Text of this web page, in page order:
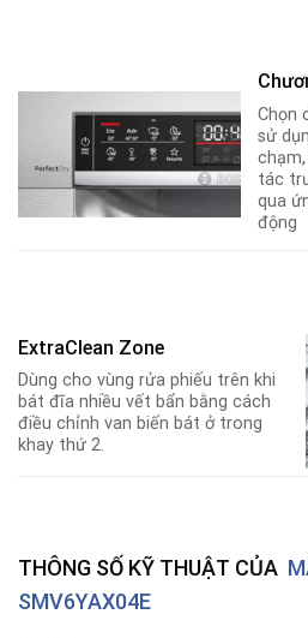
Chọn
sử
chạm,
tác
qua
động
ExtraClean Zone
Dùng cho vùng rửa phiếu trên khi
bát đĩa nhiều vết bẩn bằng cách
điều chỉnh van biến bát ở trong
khay thứ 2.
THÔNG SỐ KỸ THUẬT CỦA
SMV6YAX04E